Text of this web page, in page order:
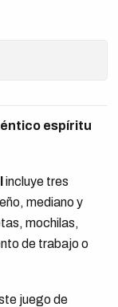
espíritu
incluye tres
mediano y
mochilas,
de trabajo o
juego de